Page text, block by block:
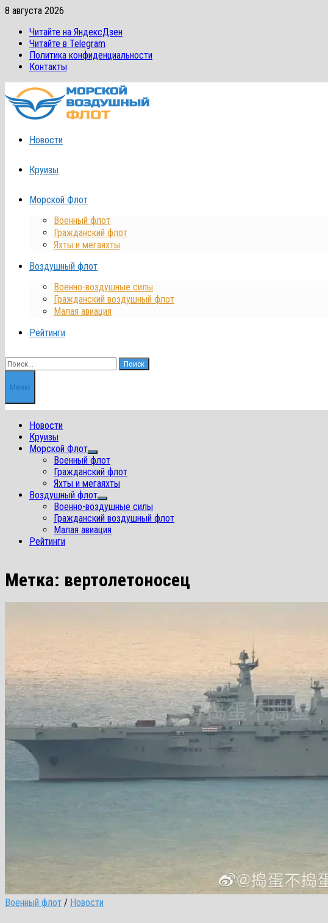
Перейти
содержимому
8 августа 2026
Читайте на ЯндексДзен
Читайте в Telegram
Политика конфиденциальности
Контакты
Новости
Круизы
Морской Флот
Военный флот
Гражданский флот
Яхты и мегаяхты
Воздушный флот
Военно-воздушные силы
Гражданский воздушный флот
Малая авиация
Рейтинги
Найти:
Меню
Новости
Круизы
Морской Флот
Показать
подменю
Военный флот
Гражданский флот
Яхты и мегаяхты
Воздушный флот
Показать
подменю
Военно-воздушные силы
Гражданский воздушный флот
Малая авиация
Рейтинги
Метка: вертолетоносец
Военный флот / Новости